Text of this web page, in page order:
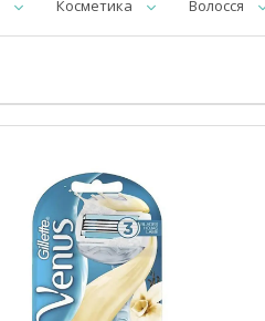
Косметика Волосся